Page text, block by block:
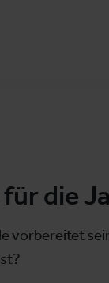
die
vorbereitet